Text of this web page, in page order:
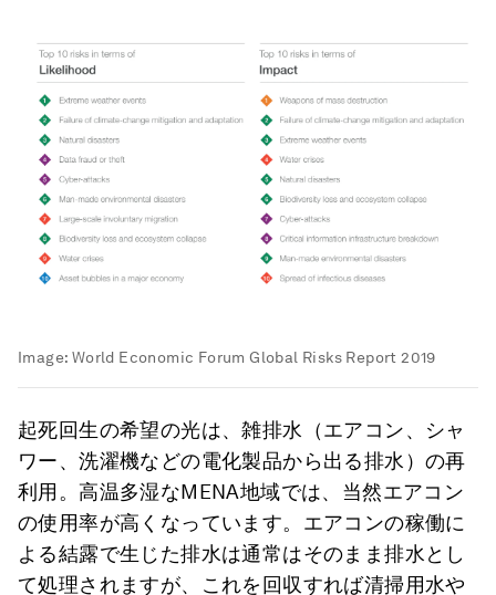
Image: World Economic Forum Global Risks Report 2019
起死回生の希望の光は、雑排水（エアコン、シャ
ワー、洗濯機などの電化製品から出る排水）の再
利用。高温多湿なMENA地域では、当然エアコン
の使用率が高くなっています。エアコンの稼働に
よる結露で生じた排水は通常はそのまま排水とし
て処理されますが、これを回収すれば清掃用水や